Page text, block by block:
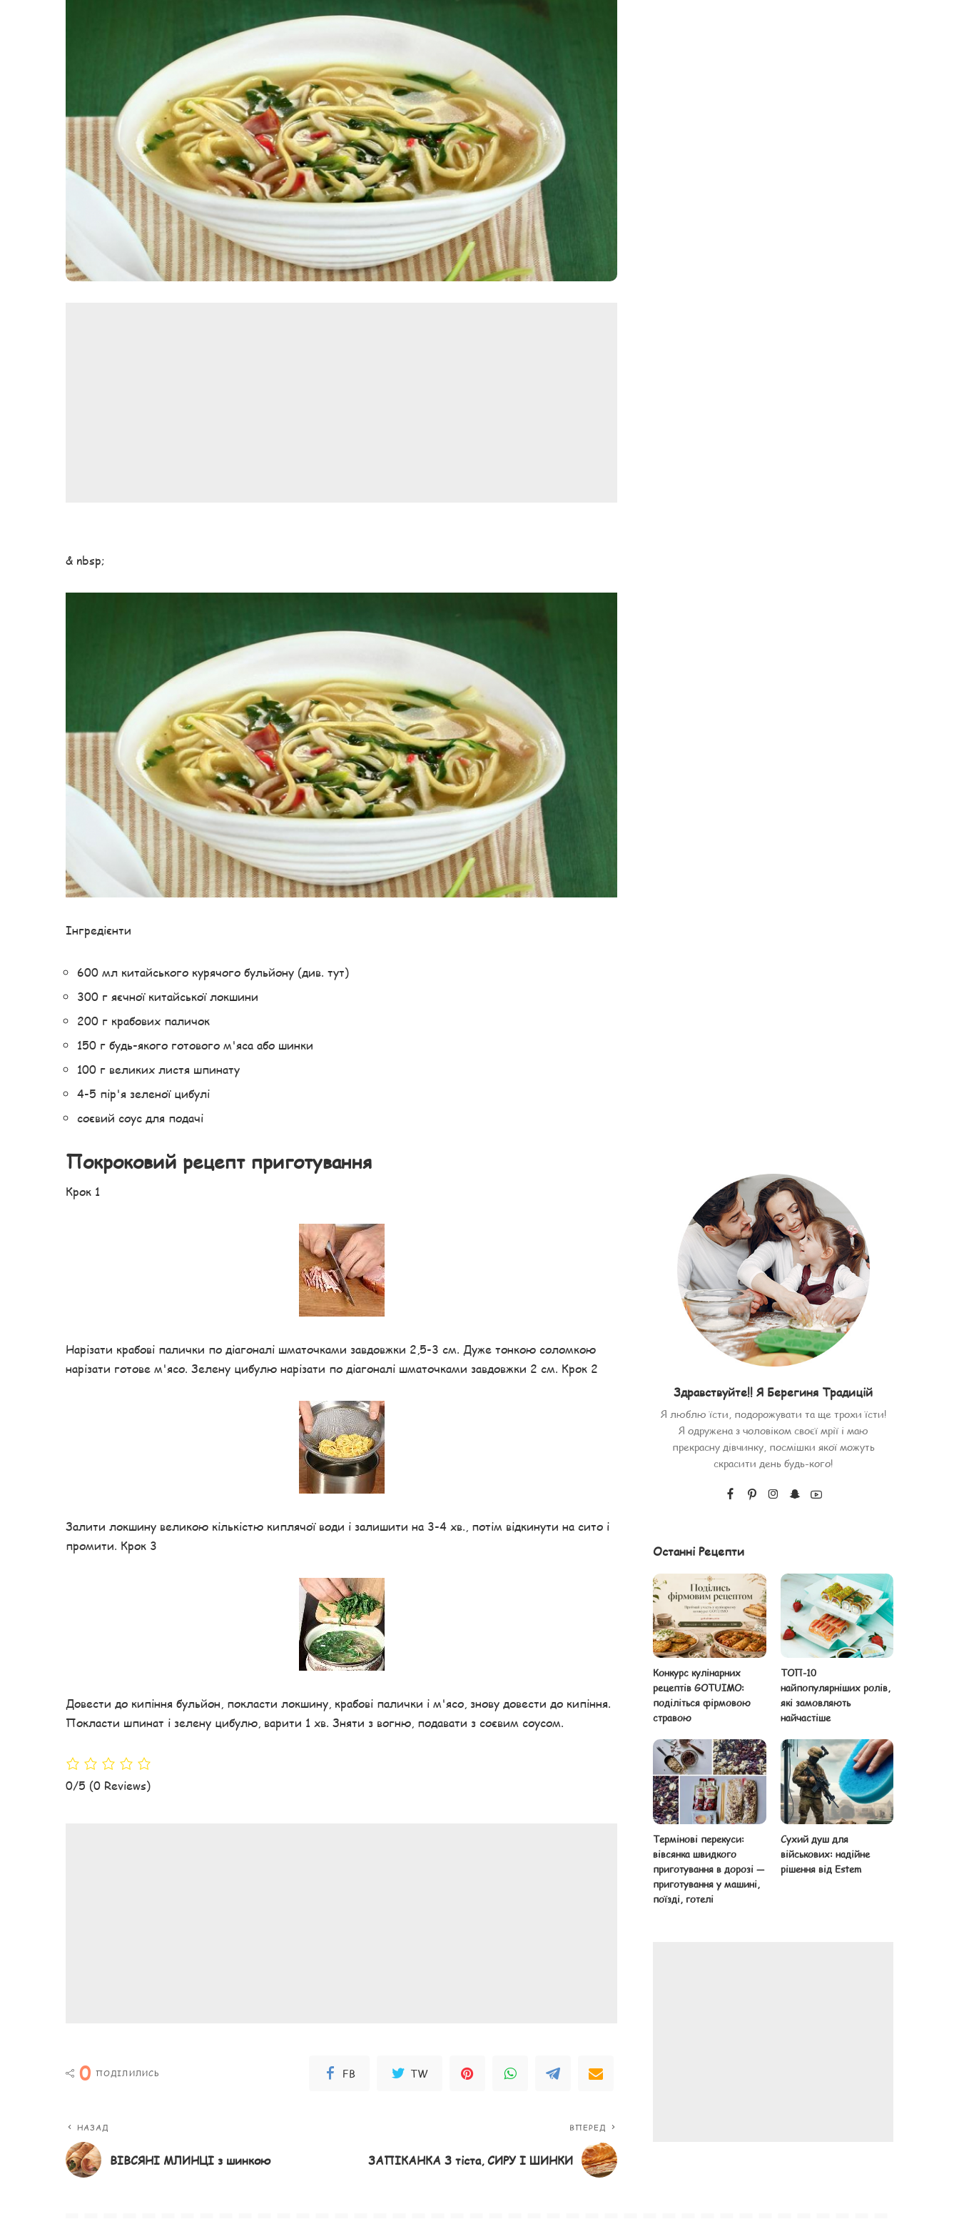
Рецепти із фаршу
& nbsp;
Інгредієнти
600 мл китайського курячого бульйону (див. тут)
300 г яєчної китайської локшини
200 г крабових паличок
150 г будь-якого готового м'яса або шинки
100 г великих листя шпинату
4-5 пір'я зеленої цибулі
соєвий соус для подачі
Покроковий рецепт приготування
Крок 1
Нарізати крабові палички по діагоналі шматочками завдовжки 2,5-3 см. Дуже тонкою соломкою
нарізати готове м'ясо. Зелену цибулю нарізати по діагоналі шматочками завдовжки 2 см. Крок 2
Залити локшину великою кількістю киплячої води і залишити на 3-4 хв., потім відкинути на сито і
промити. Крок 3
Довести до кипіння бульйон, покласти локшину, крабові палички і м'ясо, знову довести до кипіння.
Покласти шпинат і зелену цибулю, варити 1 хв. Зняти з вогню, подавати з соєвим соусом.
0/5 (0 Reviews)
0 ПОДІЛИЛИСЬ FB TW
НАЗАД
ВІВСЯНІ МЛИНЦІ з шинкою
ВПЕРЕД
ЗАПІКАНКА З тіста, СИРУ І ШИНКИ
Здравствуйте!! Я Берегиня Традицій
Я люблю їсти, подорожувати та ще трохи їсти!
Я одружена з чоловіком своєї мрії і маю
прекрасну дівчинку, посмішки якої можуть
скрасити день будь-кого!
Останні Рецепти
Конкурс кулінарних
рецептів GOTUIMO:
поділіться фірмовою
стравою
ТОП-10
найпопулярніших ролів,
які замовляють
найчастіше
Термінові перекуси:
вівсянка швидкого
приготування в дорозі —
приготування у машині,
поїзді, готелі
Сухий душ для
військових: надійне
рішення від Estem